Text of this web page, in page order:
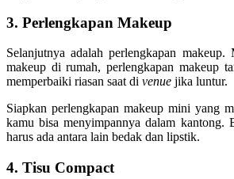
3. Perlengkapan Makeup
Selanjutnya adalah perlengkapan makeup.
makeup di rumah, perlengkapan makeup
memperbaiki riasan saat di venue jika luntur.
Siapkan perlengkapan makeup mini yang
kamu bisa menyimpannya dalam kantong.
harus ada antara lain bedak dan lipstik.
4. Tisu Compact